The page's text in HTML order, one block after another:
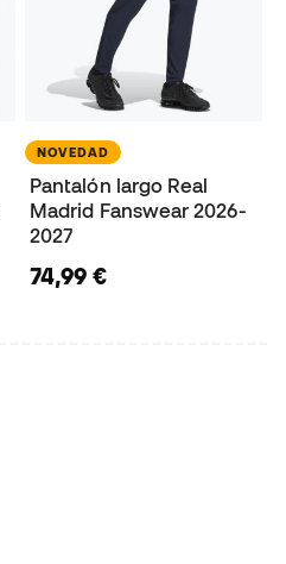
NOVEDAD
Pantalón largo Real
Madrid Fanswear 2026-
2027
74,99 €